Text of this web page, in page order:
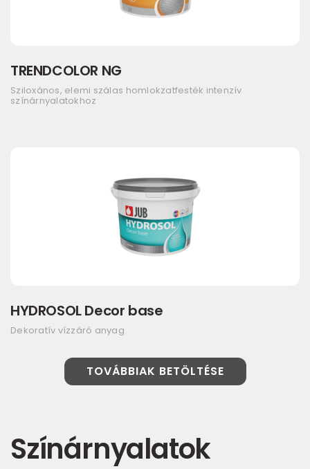
TRENDCOLOR NG
Sziloxános, elemi szálas homlokzatfesték intenzív
színárnyalatokhoz
HYDROSOL Decor base
Dekoratív vízzáró anyag
TOVÁBBIAK BETÖLTÉSE
Színárnyalatok